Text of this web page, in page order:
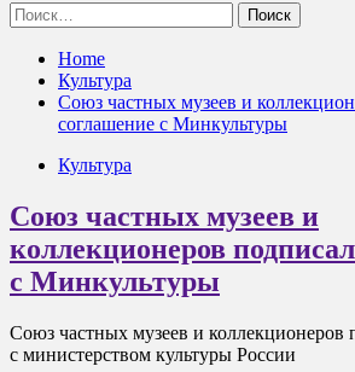
Найти:
Home
Культура
Союз частных музеев и
соглашение с Минкультуры
Культура
Союз частных музеев и
коллекционеров
с Минкультуры
Союз частных музеев и коллекционеров
с министерством культуры России